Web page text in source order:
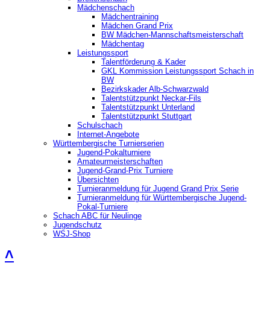
Mädchenschach
Mädchentraining
Mädchen Grand Prix
BW Mädchen-Mannschaftsmeisterschaft
Mädchentag
Leistungssport
Talentförderung & Kader
GKL Kommission Leistungssport Schach in
BW
Bezirkskader Alb-Schwarzwald
Talentstützpunkt Neckar-Fils
Talentstützpunkt Unterland
Talentstützpunkt Stuttgart
Schulschach
Internet-Angebote
Württembergische Turnierserien
Jugend-Pokalturniere
Amateurmeisterschaften
Jugend-Grand-Prix Turniere
Übersichten
Turnieranmeldung für Jugend Grand Prix Serie
Turnieranmeldung für Württembergische Jugend-
Pokal-Turniere
Schach ABC für Neulinge
Jugendschutz
WSJ-Shop
˄